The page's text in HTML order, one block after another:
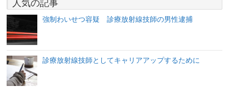
人気の記事
強制わいせつ容疑 診療放射線技師の男性逮捕
診療放射線技師としてキャリアアップするために